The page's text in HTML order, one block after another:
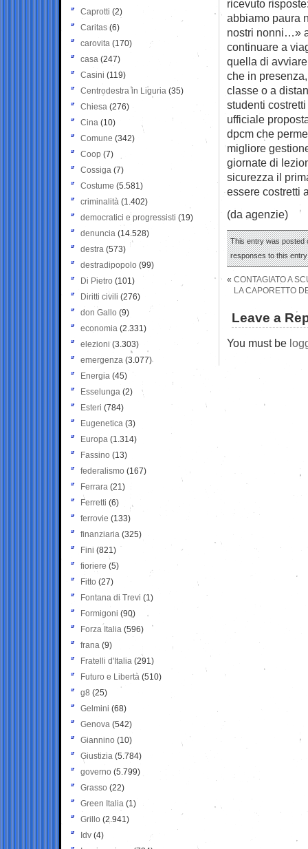
ricevuto
abbiamo paura
nostri nonni…»
continuare a
quella di
che in
classe o a
studenti
ufficiale
dpcm che
migliore
giornate di
sicurezza il
essere costretti
(da agenzie)
This entry was posted
responses to this
« CONTAGIATO A
LA CAPORETTO
Leave a
You must be
Caprotti (2)
Caritas (6)
carovita (170)
casa (247)
Casini (119)
Centrodestra in Liguria (35)
Chiesa (276)
Cina (10)
Comune (342)
Coop (7)
Cossiga (7)
Costume (5.581)
criminalità (1.402)
democratici e progressisti (19)
denuncia (14.528)
destra (573)
destradipopolo (99)
Di Pietro (101)
Diritti civili (276)
don Gallo (9)
economia (2.331)
elezioni (3.303)
emergenza (3.077)
Energia (45)
Esselunga (2)
Esteri (784)
Eugenetica (3)
Europa (1.314)
Fassino (13)
federalismo (167)
Ferrara (21)
Ferretti (6)
ferrovie (133)
finanziaria (325)
Fini (821)
fioriere (5)
Fitto (27)
Fontana di Trevi (1)
Formigoni (90)
Forza Italia (596)
frana (9)
Fratelli d'Italia (291)
Futuro e Libertà (510)
g8 (25)
Gelmini (68)
Genova (542)
Giannino (10)
Giustizia (5.784)
governo (5.799)
Grasso (22)
Green Italia (1)
Grillo (2.941)
Idv (4)